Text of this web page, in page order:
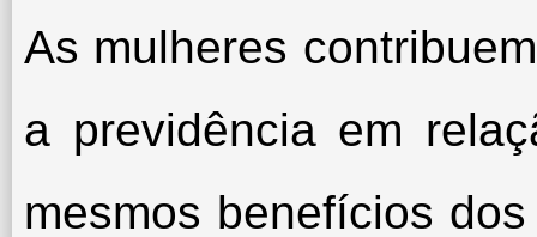
As mulheres
a previdência em
mesmos benefícios